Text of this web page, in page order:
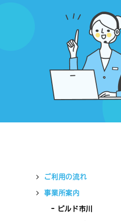
ご利用の流れ
事業所案内
ビルド市川